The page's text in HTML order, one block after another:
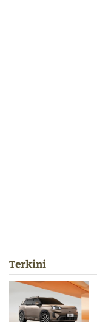
Terkini